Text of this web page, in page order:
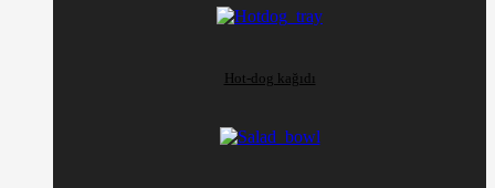
Hot-dog kağıdı